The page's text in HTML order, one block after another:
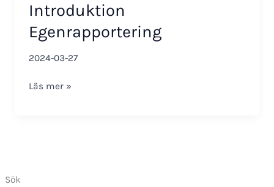
Portal
Introduktion
Egenrapportering
2024-03-27
Introduktion
Läs mer »
Sök